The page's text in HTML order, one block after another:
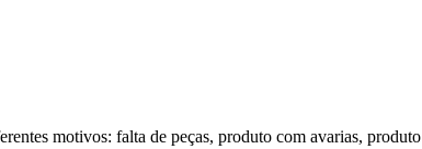
motivos: falta de peças, produto com avarias, produto